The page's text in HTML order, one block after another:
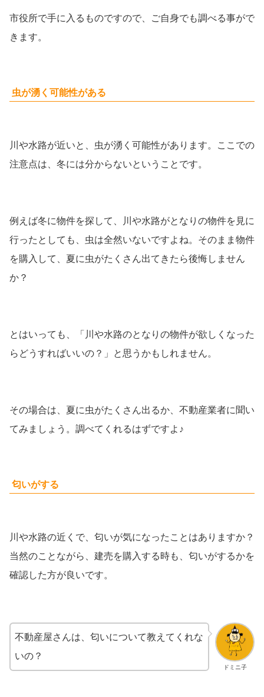
市役所で手に入るものですので、ご自身でも調べる事がで
きます。
虫が湧く可能性がある
川や水路が近いと、虫が湧く可能性があります。ここでの
注意点は、冬には分からないということです。
例えば冬に物件を探して、川や水路がとなりの物件を見に
行ったとしても、虫は全然いないですよね。そのまま物件
を購入して、夏に虫がたくさん出てきたら後悔しません
か？
とはいっても、「川や水路のとなりの物件が欲しくなった
らどうすればいいの？」と思うかもしれません。
その場合は、夏に虫がたくさん出るか、不動産業者に聞い
てみましょう。調べてくれるはずですよ♪
匂いがする
川や水路の近くで、匂いが気になったことはありますか？
当然のことながら、建売を購入する時も、匂いがするかを
確認した方が良いです。
ドミニ子
不動産屋さんは、匂いについて教えてくれな
いの？